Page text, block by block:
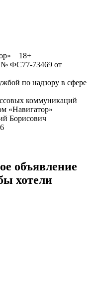
18+
№ ФС77-73469 от
по надзору в сфере
коммуникаций
«Навигатор»
Борисович
объявление
хотели